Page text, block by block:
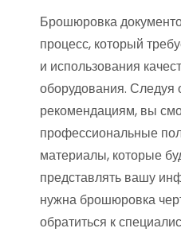
Брошюровка
процесс, который
и использования
оборудования.
рекомендациям, вы
профессиональные
материалы, которые
представлять вашу
нужна брошюровка
обратиться к